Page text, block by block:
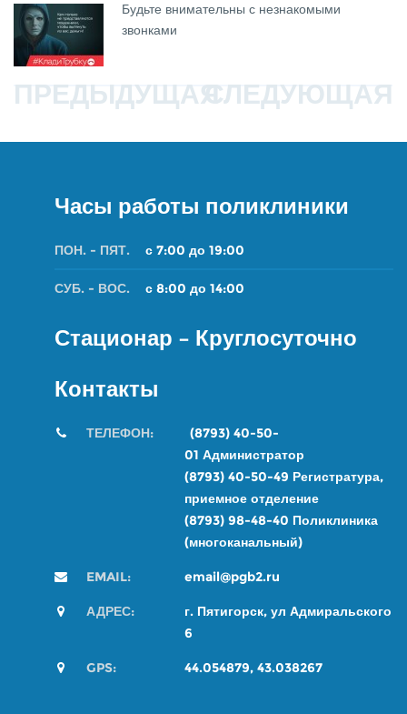
Будьте внимательны с незнакомыми
звонками
ПРЕДЫДУЩАЯСЛЕДУЮЩАЯ
Часы работы поликлиники
ПОН. - ПЯТ. с 7:00 до 19:00
СУБ. - ВОС. с 8:00 до 14:00
Стационар – Круглосуточно
Контакты
ТЕЛЕФОН: (8793) 40-50-
01 Администратор
(8793) 40-50-49 Регистратура,
приемное отделение
(8793) 98-48-40 Поликлиника
(многоканальный)
EMAIL: email@pgb2.ru
АДРЕС:
г. Пятигорск, ул Адмиральского
6
GPS: 44.054879, 43.038267